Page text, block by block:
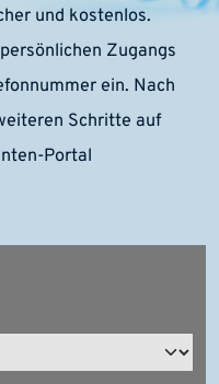
und kostenlos.
Zugangs
ein. Nach
Schritte auf
Portal